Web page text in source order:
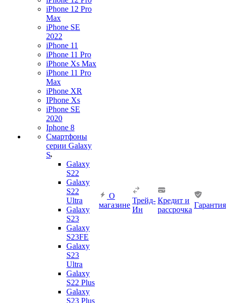
iPhone 12 Pro
Max
iPhone SE
2022
iPhone 11
iPhone 11 Pro
iPhone Xs Max
iPhone 11 Pro
Max
iPhone XR
IPhone Xs
iPhone SE
2020
Iphone 8
Смартфоны
серии Galaxy
S
Galaxy
S22
Galaxy
S22
Ultra
Galaxy
S23
Galaxy
S23FE
Galaxy
S23
Ultra
Galaxy
S22 Plus
Galaxy
S23 Plus
О
магазине
Трейд-
Ин
Кредит и
рассрочка
Гарантия